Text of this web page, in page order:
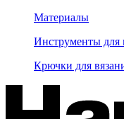
Материалы
Инструменты для
Крючки для